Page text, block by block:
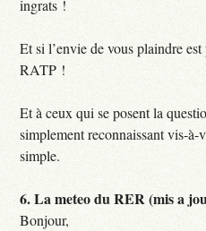
ingrats !
Et si l’envie de vous plaindre
RATP !
Et à ceux qui se posent la
simplement reconnaissant vis-
simple.
6.La meteo du RER (mis a
Bonjour,